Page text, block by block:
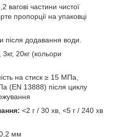
вагові частини чистої
пропорції на упаковці
після додавання води.
3кг, 20кг (кольори
на стиск ≥ 15 МПа,
(EN 13888) після циклу
<2 г / 30 хв, <5 г / 240 хв
мм